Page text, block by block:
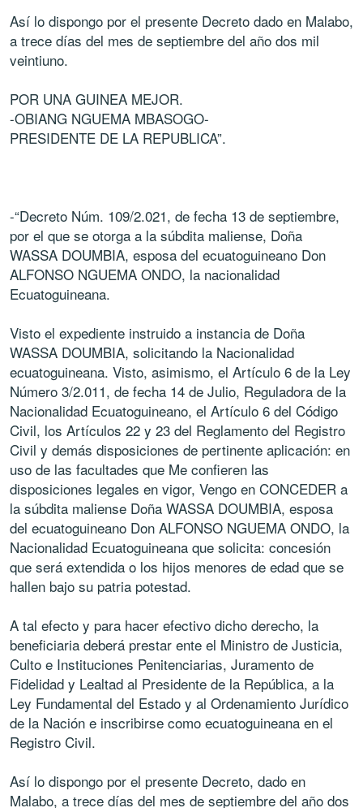
Así lo dispongo por el presente Decreto dado en Malabo,
a trece días del mes de septiembre del año dos mil
veintiuno.
POR UNA GUINEA MEJOR.
-OBIANG NGUEMA MBASOGO-
PRESIDENTE DE LA REPUBLICA”.
-“Decreto Núm. 109/2.021, de fecha 13 de septiembre,
por el que se otorga a la súbdita maliense, Doña
WASSA DOUMBIA, esposa del ecuatoguineano Don
ALFONSO NGUEMA ONDO, la nacionalidad
Ecuatoguineana.
Visto el expediente instruido a instancia de Doña
WASSA DOUMBIA, solicitando la Nacionalidad
ecuatoguineana. Visto, asimismo, el Artículo 6 de la Ley
Número 3/2.011, de fecha 14 de Julio, Reguladora de la
Nacionalidad Ecuatoguineano, el Artículo 6 del Código
Civil, los Artículos 22 y 23 del Reglamento del Registro
Civil y demás disposiciones de pertinente aplicación: en
uso de las facultades que Me confieren las
disposiciones legales en vigor, Vengo en CONCEDER a
la súbdita maliense Doña WASSA DOUMBIA, esposa
del ecuatoguineano Don ALFONSO NGUEMA ONDO, la
Nacionalidad Ecuatoguineana que solicita: concesión
que será extendida o los hijos menores de edad que se
hallen bajo su patria potestad.
A tal efecto y para hacer efectivo dicho derecho, la
beneficiaria deberá prestar ente el Ministro de Justicia,
Culto e Instituciones Penitenciarias, Juramento de
Fidelidad y Lealtad al Presidente de la República, a la
Ley Fundamental del Estado y al Ordenamiento Jurídico
de la Nación e inscribirse como ecuatoguineana en el
Registro Civil.
Así lo dispongo por el presente Decreto, dado en
Malabo, a trece días del mes de septiembre del año dos